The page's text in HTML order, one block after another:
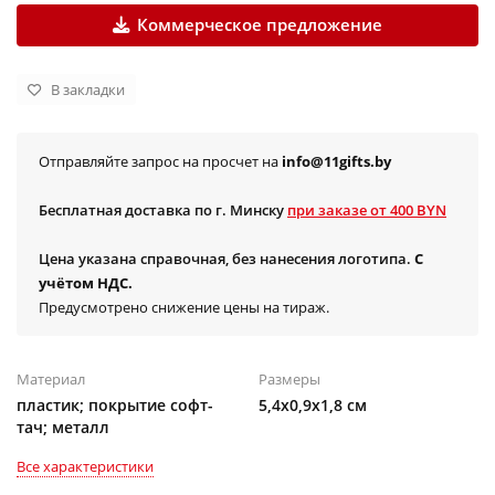
Коммерческое предложение
В закладки
Отправляйте запрос на просчет на info@11gifts.by
Бесплатная доставка по г. Минску при заказе от 400 BYN
Цена указана справочная, без нанесения логотипа. С
учётом НДС.
Предусмотрено снижение цены на тираж.
Материал
пластик; покрытие софт-
тач; металл
Размеры
5,4х0,9х1,8 см
Все характеристики